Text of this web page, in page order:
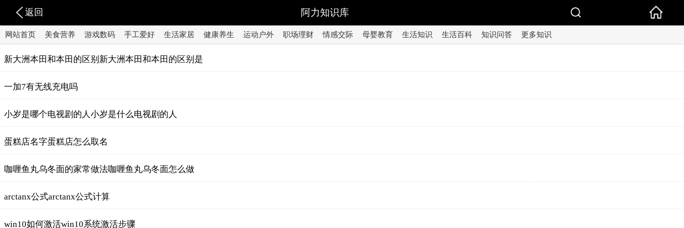
返回 阿力知识库
网站首页 美食营养 游戏数码 手工爱好 生活家居 健康养生 运动户外 职场理财 情感交际 母婴教育 生活知识 生活百科 知识问答 更多知识
新大洲本田和本田的区别新大洲本田和本田的区别是
一加7有无线充电吗
小岁是哪个电视剧的人小岁是什么电视剧的人
蛋糕店名字蛋糕店怎么取名
咖喱鱼丸乌冬面的家常做法咖喱鱼丸乌冬面怎么做
arctanx公式arctanx公式计算
win10如何激活win10系统激活步骤